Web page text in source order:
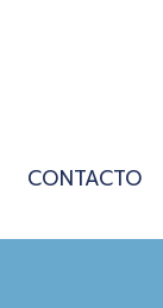
CONTACTO